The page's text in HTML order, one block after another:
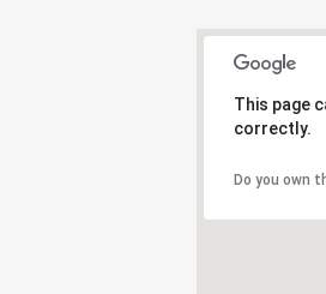
This page
correctly.
Do you own